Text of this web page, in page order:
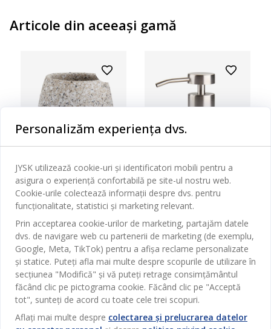
Articole din aceeaşi gamă
31%
LYCKSELE
SUPORT PERIUȚE
LYCKSELE MOZAIC
75MDL / Buc
109 MDL / Buc
Livrare
Disponibil în magazin
32%
LYCKSELE
DOZATOR SĂPUN
LYCKSELE MOZAIC SDP
115 MDL/ Buc
Personalizăm experiența dvs.
JYSK utilizează cookie-uri și identificatori mobili pentru a
asigura o experiență confortabilă pe site-ul nostru web.
Cookie-urile colectează informații despre dvs. pentru
funcționalitate, statistici și marketing relevant.
Prin acceptarea cookie-urilor de marketing, partajăm datele
dvs. de navigare web cu partenerii de marketing (de exemplu,
Google, Meta, TikTok) pentru a afișa reclame personalizate
și statice. Puteți afla mai multe despre scopurile de utilizare în
secțiunea "Modifică" și vă puteți retrage consimțământul
făcând clic pe pictograma cookie. Făcând clic pe "Acceptă
tot", sunteți de acord cu toate cele trei scopuri.
Aflați mai multe despre colectarea și prelucrarea datelor